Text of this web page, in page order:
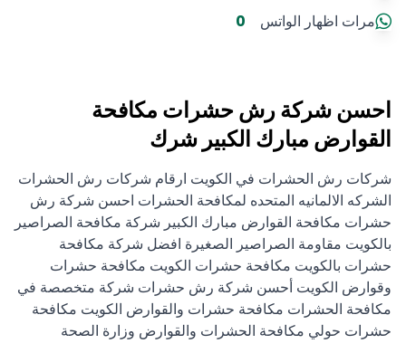
مرات اظهار الواتس
0
احسن شركة رش حشرات مكافحة
القوارض مبارك الكبير شرك
شركات رش الحشرات في الكويت ارقام شركات رش الحشرات
الشركه الالمانيه المتحده لمكافحة الحشرات احسن شركة رش
حشرات مكافحة القوارض مبارك الكبير شركة مكافحة الصراصير
بالكويت مقاومة الصراصير الصغيرة افضل شركة مكافحة
حشرات بالكويت مكافحة حشرات الكويت مكافحة حشرات
وقوارض الكويت أحسن شركة رش حشرات شركة متخصصة في
مكافحة الحشرات مكافحة حشرات والقوارض الكويت مكافحة
حشرات حولي مكافحة الحشرات والقوارض وزارة الصحة